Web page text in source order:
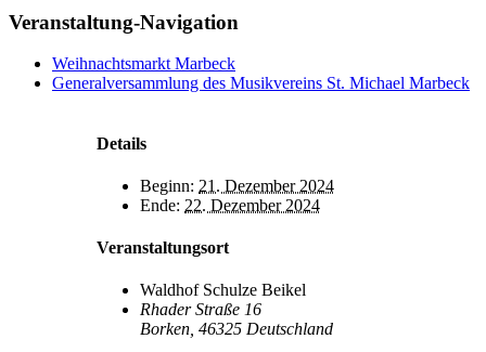
Facebook
X
Bluesky
Reddit
LinkedIn
WhatsApp
Telegram
Tumblr
Xing
Email
Copy
Veranstaltung-Navigation
Weihnachtsmarkt Marbeck
Generalversammlung des Musikvereins St. Michael Marbeck
Details
Beginn: 21. Dezember 2024
Ende: 22. Dezember 2024
Veranstaltungsort
Waldhof Schulze Beikel
Rhader Straße 16
Borken, 46325 Deutschland